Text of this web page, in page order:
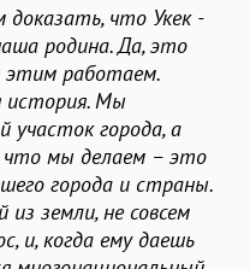
что Укек -
родина. Да, это
этим работаем.
история. Мы
участок города, а
что мы делаем – это
города и страны.
земли, не совсем
и, когда ему даешь